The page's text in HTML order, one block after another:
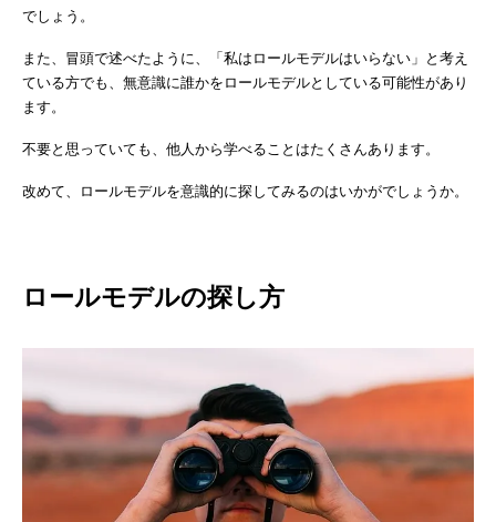
でしょう。
また、冒頭で述べたように、「私はロールモデルはいらない」と考え
ている方でも、無意識に誰かをロールモデルとしている可能性があり
ます。
不要と思っていても、他人から学べることはたくさんあります。
改めて、ロールモデルを意識的に探してみるのはいかがでしょうか。
ロールモデルの探し方